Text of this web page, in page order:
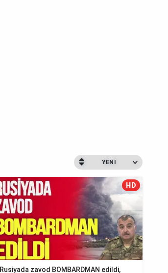
YENI
HD
Rusiyada zavod BOMBARDMAN edildi,